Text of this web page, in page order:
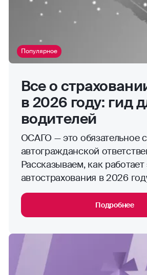
Популярное
Все о
в 2026 году: гид
водителей
ОСАГО — это обязательное
автогражданской
Рассказываем, как
автострахования в 2026
Подробнее